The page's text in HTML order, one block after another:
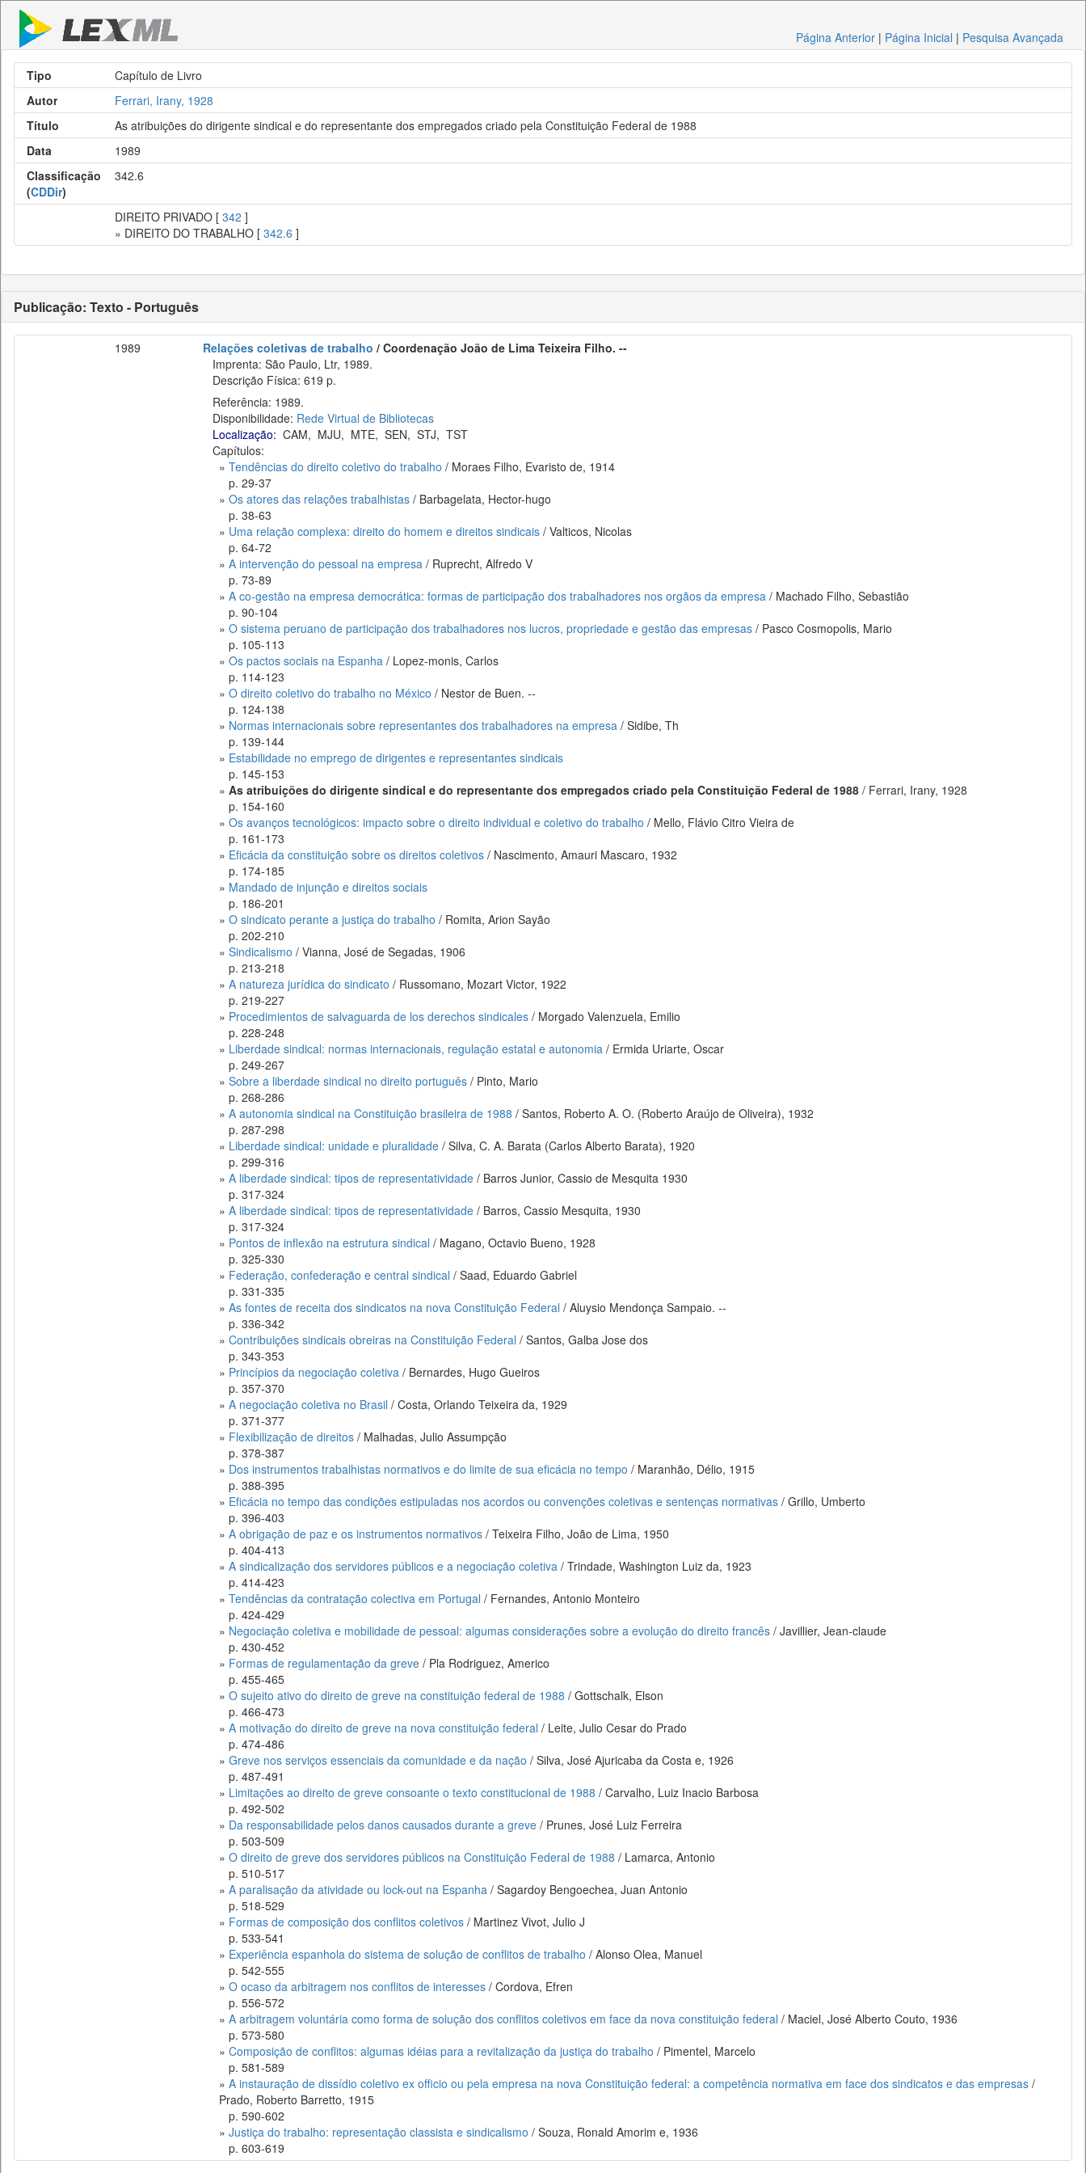
Página Anterior | Página Inicial | Pesquisa Avançada
Tipo
Capítulo de Livro
Autor
Ferrari, Irany, 1928
Título
As atribuições do dirigente sindical e do representante dos empregados criado pela Constituição Federal de 1988
Data
1989
Classificação
(CDDir)
342.6
DIREITO PRIVADO [ 342 ]
» DIREITO DO TRABALHO [ 342.6 ]
Publicação: Texto - Português
1989 Relações coletivas de trabalho / Coordenação João de Lima Teixeira Filho. --
Imprenta: São Paulo, Ltr, 1989.
Descrição Física: 619 p.
Referência: 1989.
Disponibilidade: Rede Virtual de Bibliotecas
Localização: CAM, MJU, MTE, SEN, STJ, TST
Capítulos:
» Tendências do direito coletivo do trabalho / Moraes Filho, Evaristo de, 1914
p. 29-37
» Os atores das relações trabalhistas / Barbagelata, Hector-hugo
p. 38-63
» Uma relação complexa: direito do homem e direitos sindicais / Valticos, Nicolas
p. 64-72
» A intervenção do pessoal na empresa / Ruprecht, Alfredo V
p. 73-89
» A co-gestão na empresa democrática: formas de participação dos trabalhadores nos orgãos da empresa / Machado Filho, Sebastião
p. 90-104
» O sistema peruano de participação dos trabalhadores nos lucros, propriedade e gestão das empresas / Pasco Cosmopolis, Mario
p. 105-113
» Os pactos sociais na Espanha / Lopez-monis, Carlos
p. 114-123
» O direito coletivo do trabalho no México / Nestor de Buen. --
p. 124-138
» Normas internacionais sobre representantes dos trabalhadores na empresa / Sidibe, Th
p. 139-144
» Estabilidade no emprego de dirigentes e representantes sindicais
p. 145-153
» As atribuições do dirigente sindical e do representante dos empregados criado pela Constituição Federal de 1988 / Ferrari, Irany, 1928
p. 154-160
» Os avanços tecnológicos: impacto sobre o direito individual e coletivo do trabalho / Mello, Flávio Citro Vieira de
p. 161-173
» Eficácia da constituição sobre os direitos coletivos / Nascimento, Amauri Mascaro, 1932
p. 174-185
» Mandado de injunção e direitos sociais
p. 186-201
» O sindicato perante a justiça do trabalho / Romita, Arion Sayão
p. 202-210
» Sindicalismo / Vianna, José de Segadas, 1906
p. 213-218
» A natureza jurídica do sindicato / Russomano, Mozart Victor, 1922
p. 219-227
» Procedimientos de salvaguarda de los derechos sindicales / Morgado Valenzuela, Emilio
p. 228-248
» Liberdade sindical: normas internacionais, regulação estatal e autonomia / Ermida Uriarte, Oscar
p. 249-267
» Sobre a liberdade sindical no direito português / Pinto, Mario
p. 268-286
» A autonomia sindical na Constituição brasileira de 1988 / Santos, Roberto A. O. (Roberto Araújo de Oliveira), 1932
p. 287-298
» Liberdade sindical: unidade e pluralidade / Silva, C. A. Barata (Carlos Alberto Barata), 1920
p. 299-316
» A liberdade sindical: tipos de representatividade / Barros Junior, Cassio de Mesquita 1930
p. 317-324
» A liberdade sindical: tipos de representatividade / Barros, Cassio Mesquita, 1930
p. 317-324
» Pontos de inflexão na estrutura sindical / Magano, Octavio Bueno, 1928
p. 325-330
» Federação, confederação e central sindical / Saad, Eduardo Gabriel
p. 331-335
» As fontes de receita dos sindicatos na nova Constituição Federal / Aluysio Mendonça Sampaio. --
p. 336-342
» Contribuições sindicais obreiras na Constituição Federal / Santos, Galba Jose dos
p. 343-353
» Princípios da negociação coletiva / Bernardes, Hugo Gueiros
p. 357-370
» A negociação coletiva no Brasil / Costa, Orlando Teixeira da, 1929
p. 371-377
» Flexibilização de direitos / Malhadas, Julio Assumpção
p. 378-387
» Dos instrumentos trabalhistas normativos e do limite de sua eficácia no tempo / Maranhão, Délio, 1915
p. 388-395
» Eficácia no tempo das condições estipuladas nos acordos ou convenções coletivas e sentenças normativas / Grillo, Umberto
p. 396-403
» A obrigação de paz e os instrumentos normativos / Teixeira Filho, João de Lima, 1950
p. 404-413
» A sindicalização dos servidores públicos e a negociação coletiva / Trindade, Washington Luiz da, 1923
p. 414-423
» Tendências da contratação colectiva em Portugal / Fernandes, Antonio Monteiro
p. 424-429
» Negociação coletiva e mobilidade de pessoal: algumas considerações sobre a evolução do direito francês / Javillier, Jean-claude
p. 430-452
» Formas de regulamentação da greve / Pla Rodriguez, Americo
p. 455-465
» O sujeito ativo do direito de greve na constituição federal de 1988 / Gottschalk, Elson
p. 466-473
» A motivação do direito de greve na nova constituição federal / Leite, Julio Cesar do Prado
p. 474-486
» Greve nos serviços essenciais da comunidade e da nação / Silva, José Ajuricaba da Costa e, 1926
p. 487-491
» Limitações ao direito de greve consoante o texto constitucional de 1988 / Carvalho, Luiz Inacio Barbosa
p. 492-502
» Da responsabilidade pelos danos causados durante a greve / Prunes, José Luiz Ferreira
p. 503-509
» O direito de greve dos servidores públicos na Constituição Federal de 1988 / Lamarca, Antonio
p. 510-517
» A paralisação da atividade ou lock-out na Espanha / Sagardoy Bengoechea, Juan Antonio
p. 518-529
» Formas de composição dos conflitos coletivos / Martinez Vivot, Julio J
p. 533-541
» Experiência espanhola do sistema de solução de conflitos de trabalho / Alonso Olea, Manuel
p. 542-555
» O ocaso da arbitragem nos conflitos de interesses / Cordova, Efren
p. 556-572
» A arbitragem voluntária como forma de solução dos conflitos coletivos em face da nova constituição federal / Maciel, José Alberto Couto, 1936
p. 573-580
» Composição de conflitos: algumas idéias para a revitalização da justiça do trabalho / Pimentel, Marcelo
p. 581-589
» A instauração de dissídio coletivo ex officio ou pela empresa na nova Constituição federal: a competência normativa em face dos sindicatos e das empresas /
Prado, Roberto Barretto, 1915
p. 590-602
» Justiça do trabalho: representação classista e sindicalismo / Souza, Ronald Amorim e, 1936
p. 603-619